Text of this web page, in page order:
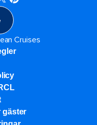
Cruises
gäster